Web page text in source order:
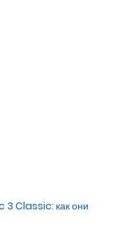
3 Classic: как они